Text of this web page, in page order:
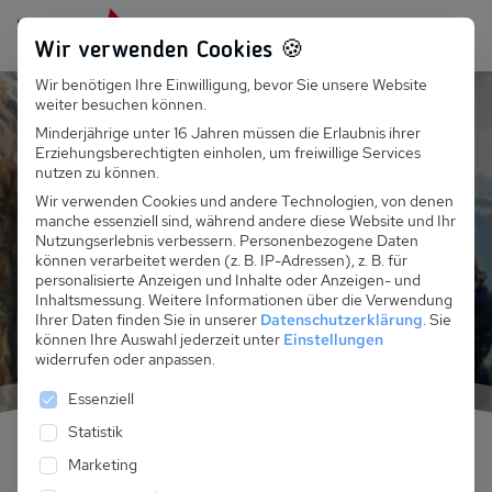
Persönlich für dich da: +49 251 899 050
Suchfeld
Suchen
Hund in den Alpen Panorama
Sommerurlaub mit Hund
in den Alpen
Jetzt alle Unterkünfte entdecken
Wir verwenden Cookies 🍪
Wir benötigen Ihre Einwilligung, bevor Sie unsere Website
weiter besuchen können.
Minderjährige unter 16 Jahren müssen die Erlaubnis ihrer
Erziehungsberechtigten einholen, um freiwillige Services
nutzen zu können.
Wir verwenden Cookies und andere Technologien, von denen
manche essenziell sind, während andere diese Website und Ihr
Nutzungserlebnis verbessern. Personenbezogene Daten
können verarbeitet werden (z. B. IP-Adressen), z. B. für
personalisierte Anzeigen und Inhalte oder Anzeigen- und
Inhaltsmessung. Weitere Informationen über die Verwendung
Ihrer Daten finden Sie in unserer Datenschutzerklärung. Sie
können Ihre Auswahl jederzeit unter Einstellungen
widerrufen oder anpassen.
Es folgt eine Liste der Service-Gruppen, für die
Essenziell
Statistik
Marketing